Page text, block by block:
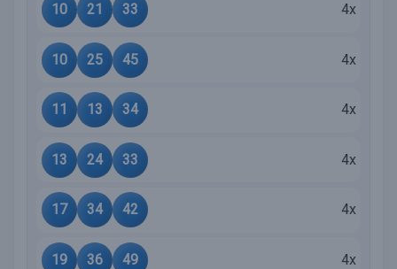
10 21 33 4x
10 25 45 4x
11 13 34 4x
13 24 33 4x
17 34 42 4x
19 36 49 4x